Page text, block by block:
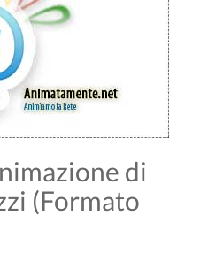
di
(Formato